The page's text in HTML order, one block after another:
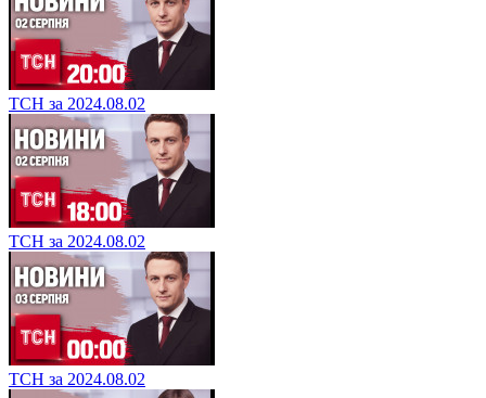
ТСН за 2024.08.02
ТСН за 2024.08.02
ТСН за 2024.08.02